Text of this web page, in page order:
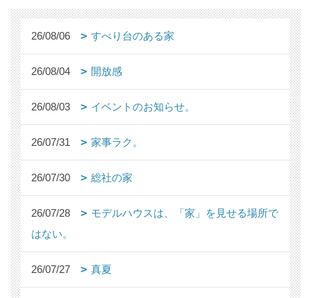
26/08/06 すべり台のある家
26/08/04 開放感
26/08/03 イベントのお知らせ。
26/07/31 家事ラク。
26/07/30 総社の家
26/07/28
モデルハウスは、「家」を見せる場所で
はない。
26/07/27 真夏